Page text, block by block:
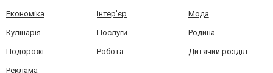
Економіка Інтер'єр Мода
Кулінарія Послуги Родина
Подорожі Робота Дитячий розділ
Реклама